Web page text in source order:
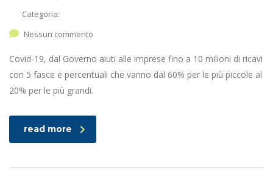
Categoria:
Nessun commento
Covid-19, dal Governo aiuti alle imprese fino a 10 milioni di ricavi
con 5 fasce e percentuali che vanno dal 60% per le più piccole al
20% per le più grandi.
read more